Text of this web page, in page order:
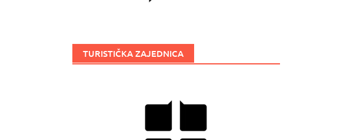
TURISTIČKA ZAJEDNICA